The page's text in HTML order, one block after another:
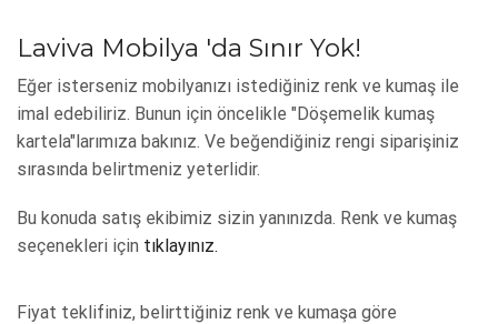
Laviva Mobilya 'da Sınır Yok!
Eğer isterseniz mobilyanızı istediğiniz renk ve kumaş ile
imal edebiliriz. Bunun için öncelikle "Döşemelik kumaş
kartela"larımıza bakınız. Ve beğendiğiniz rengi siparişiniz
sırasında belirtmeniz yeterlidir.
Bu konuda satış ekibimiz sizin yanınızda. Renk ve kumaş
seçenekleri için tıklayınız.
Fiyat teklifiniz, belirttiğiniz renk ve kumaşa göre